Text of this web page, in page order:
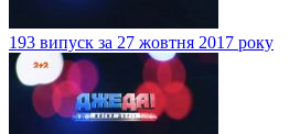
193 випуск за 27 жовтня 2017 року